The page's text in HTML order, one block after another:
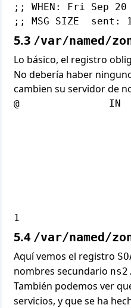
;; WHEN: Fri Sep 20
5.3 /var/named/
Lo básico, el registro
No debería haber
cambien su servidor de
@               IN
5.4 /var/named/
Aquí vemos el registro
nombres secundario
También podemos ver
servicios, y que se ha